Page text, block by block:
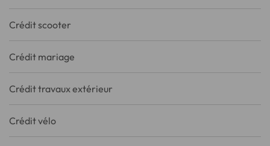
Crédit scooter
Crédit mariage
Crédit travaux extérieur
Crédit vélo